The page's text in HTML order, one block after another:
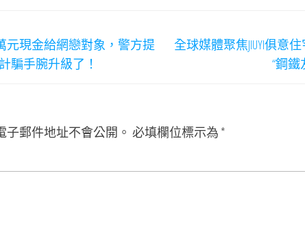
元現金給網戀對象，警方提
騙手腕升級了！
全球媒體聚焦JIUYI俱意
“鋼
郵件地址不會公開。 必填欄位標示為 *